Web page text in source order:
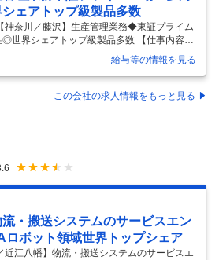
ェアトップ級製品多数
神奈川／藤沢】生産管理業務◆東証プライム
世界シェアトップ級製品多数 【仕事内容】
業務◆東証プライム上場・多角化経営で安定
多数 【具体的な仕事内容】 ～売上高1.5兆
新中・ベアリング・モーター・センサー・
も珍しい総合精密部品メーカー/世界シェアト
務と出荷処理の対応 ・防衛品年次契約品の
ごとの防衛省契約アイテムの個装数量デー
給与等の情報を見る
この会社の求人情報をもっと見る
・搬送システムのサービスエン
ロボット領域世界トップシェア
近江八幡】物流・搬送システムのサービスエ